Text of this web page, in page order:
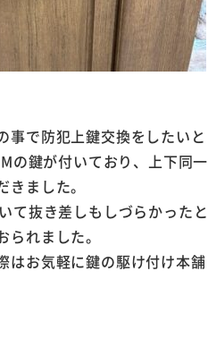
事で防犯上鍵交換をしたいと
の鍵が付いており、上下同
ました。
て抜き差しもしづらかった
れました。
はお気軽に鍵の駆け付け本舗